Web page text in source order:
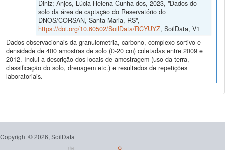
Diniz; Anjos, Lúcia Helena Cunha dos, 2023, "Dados do
solo da área de captação do Reservatório do
DNOS/CORSAN, Santa Maria, RS",
https://doi.org/10.60502/SoilData/RCYUYZ, SoilData, V1
Dados observacionais da granulometria, carbono, complexo sortivo e
densidade de 400 amostras de solo (0-20 cm) coletadas entre 2009 e
2012. Inclui a descrição dos locais de amostragem (uso da terra,
classificação do solo, drenagem etc.) e resultados de repetições
laboratoriais.
Copyright © 2026, SoilData